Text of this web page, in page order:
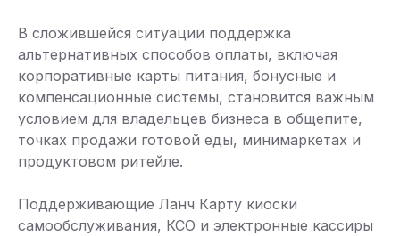
В сложившейся ситуации поддержка
альтернативных способов оплаты, включая
корпоративные карты питания, бонусные и
компенсационные системы, становится важным
условием для владельцев бизнеса в общепите,
точках продажи готовой еды, минимаркетах и
продуктовом ритейле.
Поддерживающие Ланч Карту киоски
самообслуживания, КСО и электронные кассиры